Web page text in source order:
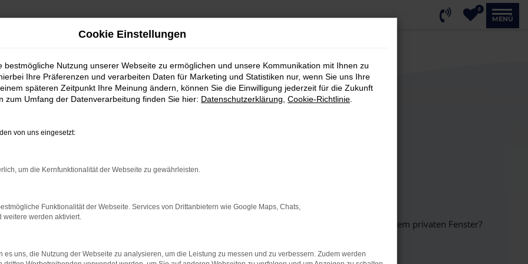
0
MENÜ
bestimmter Seiten verhindern. Funktioniert die Seite in einem anderen Browser oder in einem privaten Fenster?
beheben.
Cookie Einstellungen
bestmögliche Nutzung unserer Webseite zu ermöglichen und unsere Kommunikation mit Ihnen zu
Ihre Präferenzen und verarbeiten Daten für Marketing und Statistiken nur, wenn Sie uns Ihre
späteren Zeitpunkt Ihre Meinung ändern, können Sie die Einwilligung jederzeit für die Zukunft
zum Umfang der Datenverarbeitung finden Sie hier: Datenschutzerklärung Cookie-Richtlinie
von uns eingesetzt:
um die Kernfunktionalität der Webseite zu gewährleisten.
Funktionalität der Webseite. Services von Drittanbietern wie Google Maps, Chats,
weitere werden aktiviert.
es uns, die Nutzung der Webseite zu analysieren, um die Leistung zu messen und zu verbessern. Zudem werden